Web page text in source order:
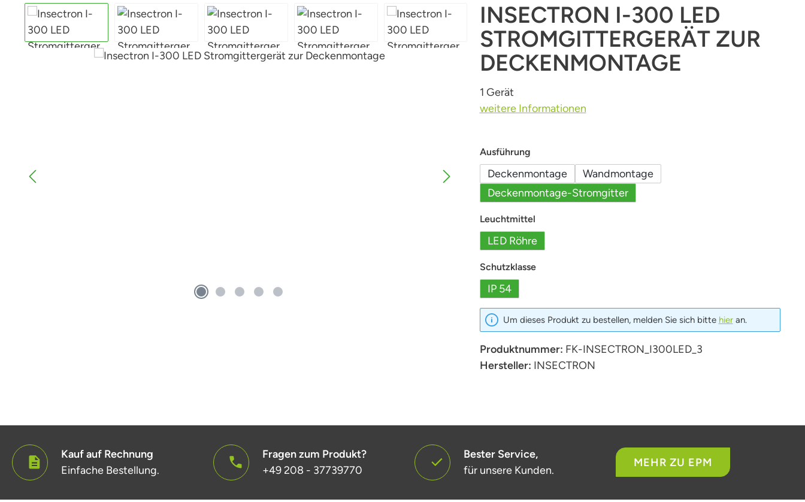
Bildergalerie überspringen
INSECTRON I-300 LED
STROMGITTERGERÄT ZUR
DECKENMONTAGE
1 Gerät
weitere Informationen
Ausführungauswählen
Deckenmontage
Wandmontage
Deckenmontage-Stromgitter
Leuchtmittelauswählen
LED Röhre
Schutzklasseauswählen
IP 54
Um dieses Produkt zu bestellen, melden Sie sich bitte hieran.
Produktnummer: FK-INSECTRON_I300LED_3
Hersteller: INSECTRON
Kauf auf Rechnung
Einfache Bestellung.
Fragen zum Produkt?
+49 208 - 37739770
Bester Service,
für unsere Kunden.
MEHR ZU EPM